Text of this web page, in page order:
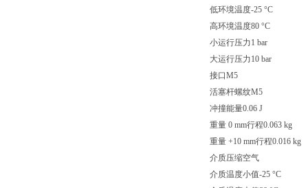
低环境温度-25 °C
高环境温度80 °C
小运行压力1 bar
大运行压力10 bar
接口M5
活塞杆螺纹M5
冲撞能量0.06 J
重量 0 mm行程0.063 kg
重量 +10 mm行程0.016 kg
介质压缩空气
介质温度小值-25 °C